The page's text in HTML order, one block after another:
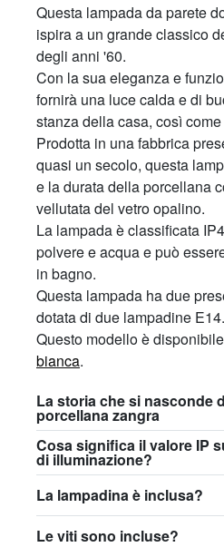
Questa lampada da parete
ispira a un grande classico
degli anni '60.
Con la sua eleganza e
fornirà una luce calda e di
stanza della casa, così
Prodotta in una fabbrica
quasi un secolo, questa
e la durata della porcellana
vellutata del vetro opalino.
La lampada è classificata
polvere e acqua e può
in bagno.
Questa lampada ha due
dotata di due lampadine E14.
Questo modello è
bianca.
La storia che si nasconde
porcellana zangra
Cosa significa il valore IP
di illuminazione?
La lampadina è inclusa?
Le viti sono incluse?